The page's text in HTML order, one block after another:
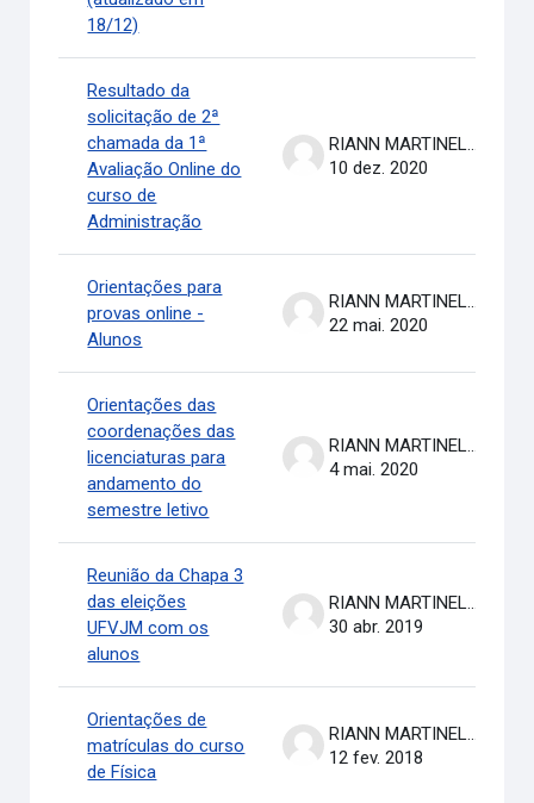
18/12)
Resultado da
solicitação de 2ª
chamada da 1ª
Avaliação Online do
curso de
Administração
RIANN MARTINELLI BATISTA
10 dez. 2020
Orientações para
provas online -
Alunos
RIANN MARTINELLI BATISTA
22 mai. 2020
Orientações das
coordenações das
licenciaturas para
andamento do
semestre letivo
RIANN MARTINELLI BATISTA
4 mai. 2020
Reunião da Chapa 3
das eleições
UFVJM com os
alunos
RIANN MARTINELLI BATISTA
30 abr. 2019
Orientações de
matrículas do curso
de Física
RIANN MARTINELLI BATISTA
12 fev. 2018